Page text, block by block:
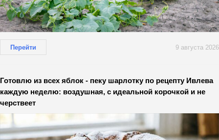
Перейти 9 августа 2026
Готовлю из всех яблок - пеку шарлотку по рецепту Ивлева
каждую неделю: воздушная, с идеальной корочкой и не
черствеет